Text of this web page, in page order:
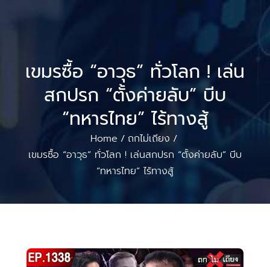
เขมรซื้อ “อาวุธ” ทั่วโลก ! เล่น
สกปรก “ตั้งค่ายลับ” บีบ
“ทหารไทย” ไร้ทางสู้
Home / ถกไม่เถียง /
เขมรซื้อ “อาวุธ” ทั่วโลก ! เล่นสกปรก “ตั้งค่ายลับ” บีบ
“ทหารไทย” ไร้ทางสู้